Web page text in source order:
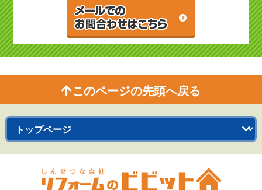
このページの先頭へ戻る